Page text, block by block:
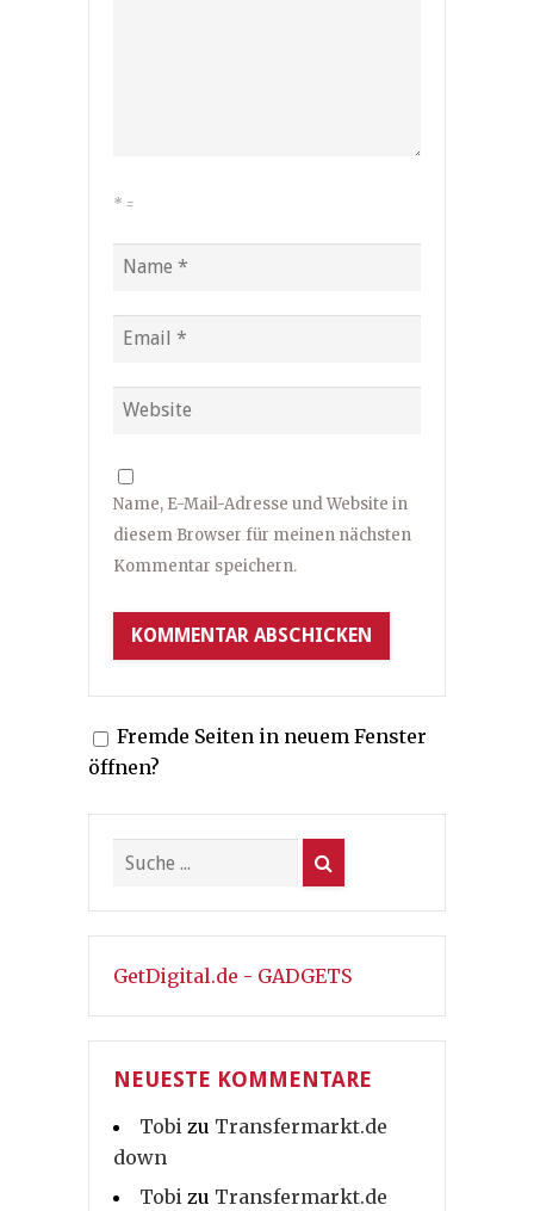
* =
Name, E-Mail-Adresse und Website in
diesem Browser für meinen nächsten
Kommentar speichern.
Fremde Seiten in neuem Fenster
öffnen?
GetDigital.de - GADGETS
NEUESTE KOMMENTARE
Tobi zu Transfermarkt.de
down
Tobi zu Transfermarkt.de